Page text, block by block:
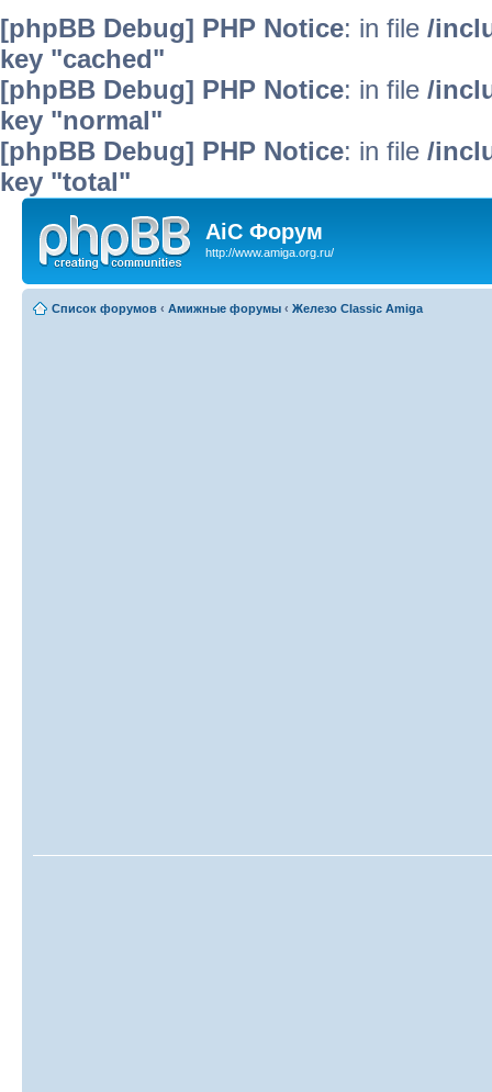
[phpBB Debug] PHP Notice: in file /
key "cached"
[phpBB Debug] PHP Notice: in file /
key "normal"
[phpBB Debug] PHP Notice: in file /
key "total"
AiC Форум
http://www.amiga.org.ru/
Список форумов ‹ Амижные форумы ‹ Железо Classic Amiga